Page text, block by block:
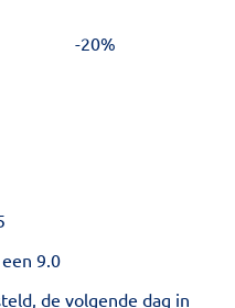
-20%
9.0
de volgende dag in